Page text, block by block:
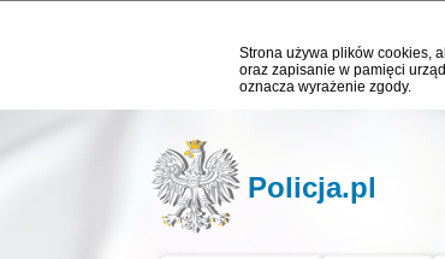
Strona używa plików cookies,
oraz zapisanie w pamięci
oznacza wyrażenie zgody.
Policja.pl